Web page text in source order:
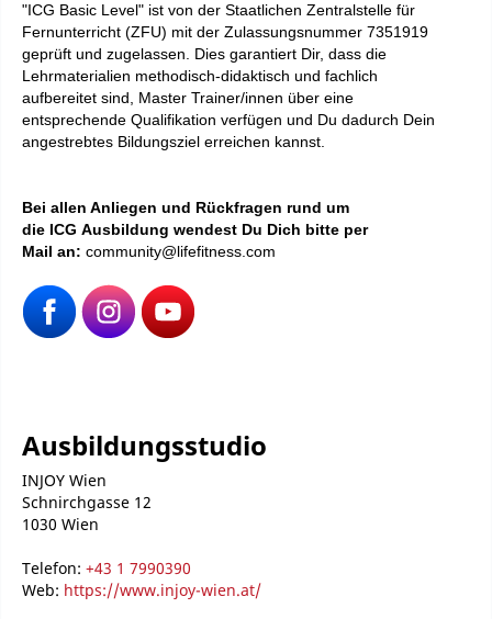
"ICG Basic Level" ist von der Staatlichen Zentralstelle für
Fernunterricht (ZFU) mit der Zulassungsnummer 7351919
geprüft und zugelassen. Dies garantiert Dir, dass die
Lehrmaterialien methodisch-didaktisch und fachlich
aufbereitet sind, Master Trainer/innen über eine
entsprechende Qualifikation verfügen und Du dadurch Dein
angestrebtes Bildungsziel erreichen kannst.
Bei allen Anliegen und Rückfragen rund um
die ICG Ausbildung wendest Du Dich bitte per
Mail an: community@lifefitness.com
Ausbildungsstudio
INJOY Wien
Schnirchgasse 12
1030 Wien
Telefon: +43 1 7990390
Web: https://www.injoy-wien.at/